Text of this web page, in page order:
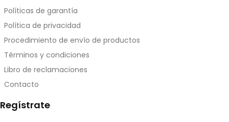
Políticas de garantía
Política de privacidad
Procedimiento de envío de productos
Términos y condiciones
Libro de reclamaciones
Contacto
Regístrate